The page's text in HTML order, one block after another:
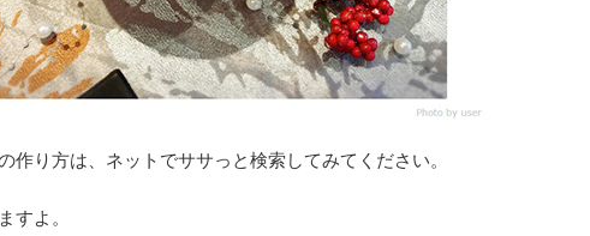
作り方は、ネットでササっと検索してみてください。
すよ。